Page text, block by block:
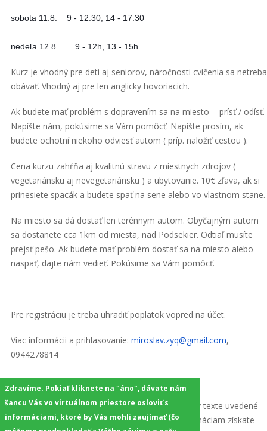
sobota 11.8. 9 - 12:30, 14 - 17:30
nedeľa 12.8. 9 - 12h, 13 - 15h
Kurz je vhodný pre deti aj seniorov, náročnosti cvičenia sa netreba
obávať. Vhodný aj pre len anglicky hovoriacich.
Ak budete mať problém s dopravením sa na miesto - prísť / odísť.
Napíšte nám, pokúsime sa Vám pomôcť. Napíšte prosím, ak
budete ochotní niekoho odviesť autom ( príp. naložiť cestou ).
Cena kurzu zahŕňa aj kvalitnú stravu z miestnych zdrojov (
vegetariánsku aj nevegetariánsku ) a ubytovanie. 10€ zľava, ak si
prinesiete spacák a budete spať na sene alebo vo vlastnom stane.
Na miesto sa dá dostať len terénnym autom. Obyčajným autom
sa dostanete cca 1km od miesta, nad Podsekier. Odtiaľ musíte
prejsť pešo. Ak budete mať problém dostať sa na miesto alebo
naspäť, dajte nám vedieť. Pokúsime sa Vám pomôcť.
Pre registráciu je treba uhradiť poplatok vopred na účet.
Viac informácii a prihlasovanie: miroslav.zyq@gmail.com,
0944278814
POZNÁMKA SPRÁVCOV STRÁNKY: Pokiaľ nie je v texte uvedené
niečo iné, kontakt k prihlasovaniu a ďalším informáciam získate
Zdravíme. Pokiaľ kliknete na "áno", dávate nám
šancu Vás vo virtuálnom priestore osloviť s
informáciami, ktoré by Vás mohli zaujímať (čo